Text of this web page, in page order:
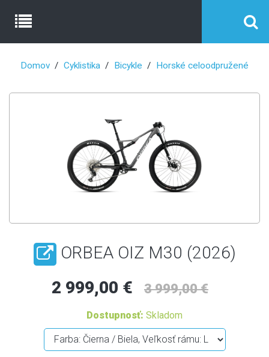
Domov Cyklistika Bicykle Horské celoodpružené
ORBEA OIZ M30 (2026)
2 999,00 €
3 999,00 €
Dostupnosť: Skladom